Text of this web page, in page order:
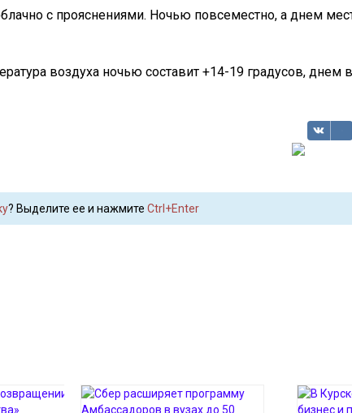
с прояснениями. Ночью повсеместно, а днем
воздуха ночью составит +14-19 градусов, днем
? Выделите ее и нажмите Ctrl+Enter